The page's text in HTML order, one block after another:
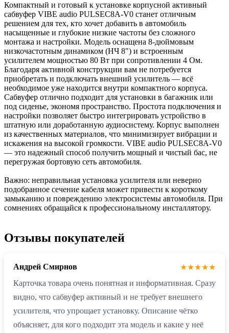
Компактный и готовый к установке корпусной активный
сабвуфер VIBE audio PULSEC8A-V0 станет отличным
решением для тех, кто хочет добавить в автомобиль
насыщенные и глубокие низкие частоты без сложного
монтажа и настройки. Модель оснащена 8-дюймовым
низкочастотным динамиком (НЧ 8") и встроенным
усилителем мощностью 80 Вт при сопротивлении 4 Ом.
Благодаря активной конструкции вам не потребуется
приобретать и подключать внешний усилитель — всё
необходимое уже находится внутри компактного корпуса.
Сабвуфер отлично подходит для установки в багажник или
под сиденье, экономя пространство. Простота подключения и
настройки позволяет быстро интегрировать устройство в
штатную или доработанную аудиосистему. Корпус выполнен
из качественных материалов, что минимизирует вибрации и
искажения на высокой громкости. VIBE audio PULSEC8A-V0
— это надежный способ получить мощный и чистый бас, не
перегружая бортовую сеть автомобиля.
Важно: неправильная установка усилителя или неверно
подобранное сечение кабеля может привести к короткому
замыканию и повреждению электросистемы автомобиля. При
сомнениях обращайся к профессиональному инсталлятору.
Отзывы покупателей
Андрей Смирнов
★★★★★
Карточка товара очень понятная и информативная. Сразу
видно, что сабвуфер активный и не требует внешнего
усилителя, что упрощает установку. Описание чётко
объясняет, для кого подходит эта модель и какие у неё